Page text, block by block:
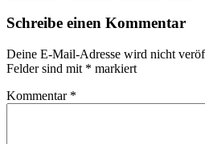
Schreibe einen Kommentar
Deine E-Mail-Adresse wird nicht
Felder sind mit * markiert
Kommentar *